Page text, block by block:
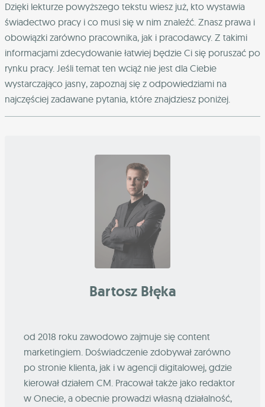
Dzięki lekturze powyższego tekstu wiesz już, kto wystawia
świadectwo pracy i co musi się w nim znaleźć. Znasz prawa i
obowiązki zarówno pracownika, jak i pracodawcy. Z takimi
informacjami zdecydowanie łatwiej będzie Ci się poruszać po
rynku pracy. Jeśli temat ten wciąż nie jest dla Ciebie
wystarczająco jasny, zapoznaj się z odpowiedziami na
najczęściej zadawane pytania, które znajdziesz poniżej.
Bartosz Błęka
od 2018 roku zawodowo zajmuje się content
marketingiem. Doświadczenie zdobywał zarówno
po stronie klienta, jak i w agencji digitalowej, gdzie
kierował działem CM. Pracował także jako redaktor
w Onecie, a obecnie prowadzi własną działalność,